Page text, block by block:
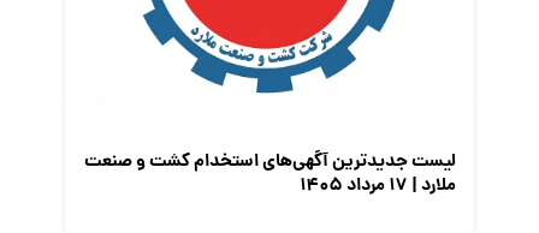
لیست جدیدترین آگهی‌های استخدام کشت و صنعت
ملارد | ۱۷ مرداد ۱۴۰۵